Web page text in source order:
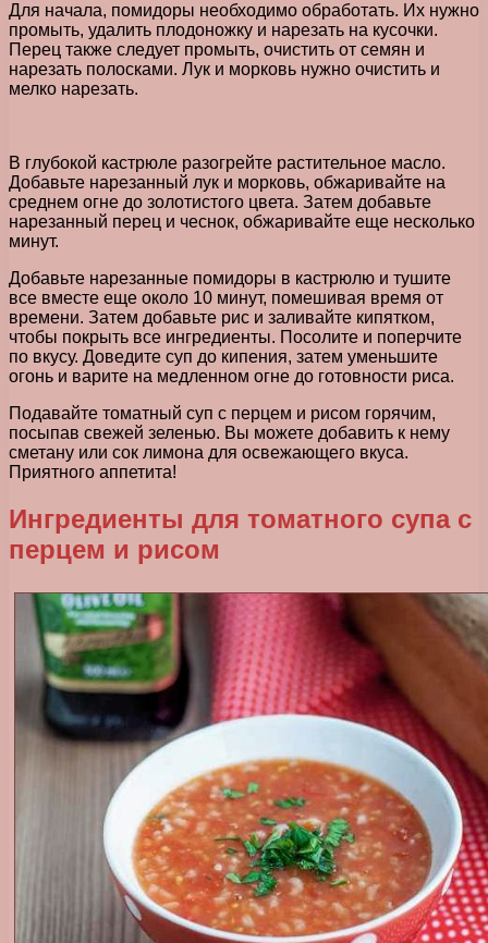
Для начала, помидоры необходимо обработать. Их нужно
промыть, удалить плодоножку и нарезать на кусочки.
Перец также следует промыть, очистить от семян и
нарезать полосками. Лук и морковь нужно очистить и
мелко нарезать.
В глубокой кастрюле разогрейте растительное масло.
Добавьте нарезанный лук и морковь, обжаривайте на
среднем огне до золотистого цвета. Затем добавьте
нарезанный перец и чеснок, обжаривайте еще несколько
минут.
Добавьте нарезанные помидоры в кастрюлю и тушите
все вместе еще около 10 минут, помешивая время от
времени. Затем добавьте рис и заливайте кипятком,
чтобы покрыть все ингредиенты. Посолите и поперчите
по вкусу. Доведите суп до кипения, затем уменьшите
огонь и варите на медленном огне до готовности риса.
Подавайте томатный суп с перцем и рисом горячим,
посыпав свежей зеленью. Вы можете добавить к нему
сметану или сок лимона для освежающего вкуса.
Приятного аппетита!
Ингредиенты для томатного супа с
перцем и рисом